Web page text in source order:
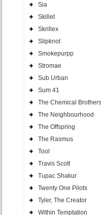
Sia
Skillet
Skrillex
Slipknot
Smokepurpp
Stromae
Sub Urban
Sum 41
The Chemical Brothers
The Neighbourhood
The Offspring
The Rasmus
Tool
Travis Scott
Tupac Shakur
Twenty One Pilots
Tyler, The Creator
Within Temptation